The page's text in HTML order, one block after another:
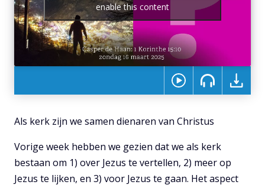
enable this content
Als kerk zijn we samen dienaren van Christus
Vorige week hebben we gezien dat we als kerk
bestaan om 1) over Jezus te vertellen, 2) meer op
Jezus te lijken, en 3) voor Jezus te gaan. Het aspect